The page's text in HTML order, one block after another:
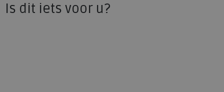
Is dit iets voor u?